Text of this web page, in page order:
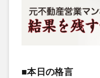
■本日の格言